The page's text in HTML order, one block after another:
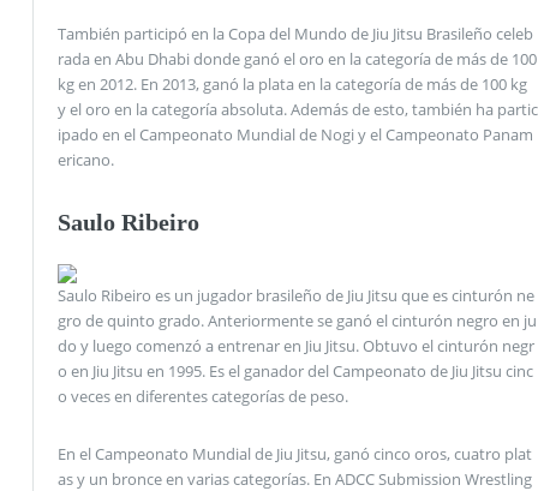
También participó en la Copa del Mundo de Jiu Jitsu Brasileño celeb
rada en Abu Dhabi donde ganó el oro en la categoría de más de 100
kg en 2012. En 2013, ganó la plata en la categoría de más de 100 kg
y el oro en la categoría absoluta. Además de esto, también ha partic
ipado en el Campeonato Mundial de Nogi y el Campeonato Panam
ericano.
Saulo Ribeiro
Saulo Ribeiro es un jugador brasileño de Jiu Jitsu que es cinturón ne
gro de quinto grado. Anteriormente se ganó el cinturón negro en ju
do y luego comenzó a entrenar en Jiu Jitsu. Obtuvo el cinturón negr
o en Jiu Jitsu en 1995. Es el ganador del Campeonato de Jiu Jitsu cinc
o veces en diferentes categorías de peso.
En el Campeonato Mundial de Jiu Jitsu, ganó cinco oros, cuatro plat
as y un bronce en varias categorías. En ADCC Submission Wrestling